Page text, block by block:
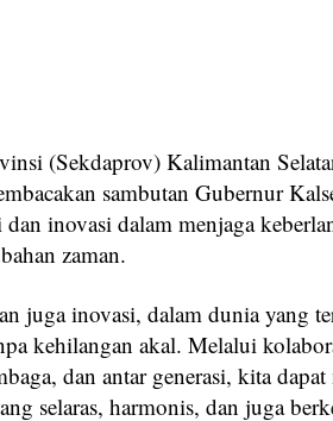
(Sekdaprov) Kalimantan
sambutan Gubernur
inovasi dalam menjaga
zaman.
juga inovasi, dalam dunia yang
kehilangan akal. Melalui
dan antar generasi, kita
selaras, harmonis, dan juga